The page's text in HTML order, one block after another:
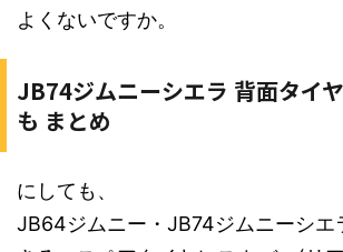
よくないですか。
JB74ジムニーシエラ 背面タイ
も まとめ
にしても、
JB64ジムニー・JB74ジムニーシエ